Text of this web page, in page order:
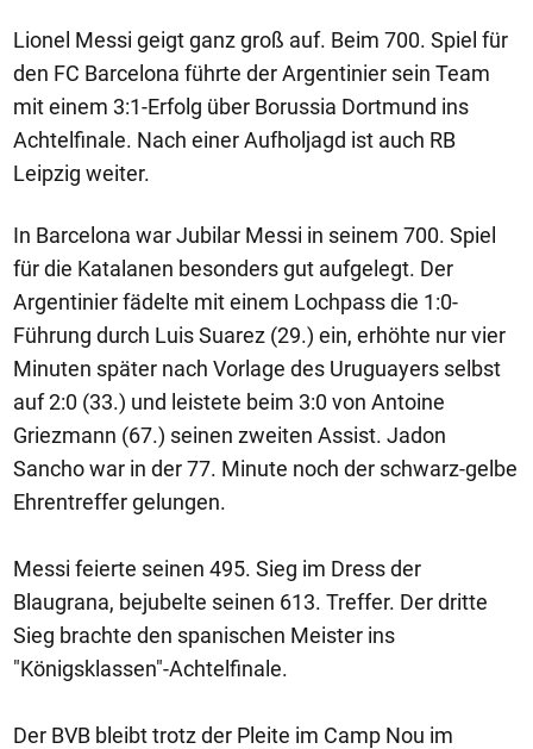
Lionel Messi geigt ganz groß auf. Beim 700. Spiel für
den FC Barcelona führte der Argentinier sein Team
mit einem 3:1-Erfolg über Borussia Dortmund ins
Achtelfinale. Nach einer Aufholjagd ist auch RB
Leipzig weiter.
In Barcelona war Jubilar Messi in seinem 700. Spiel
für die Katalanen besonders gut aufgelegt. Der
Argentinier fädelte mit einem Lochpass die 1:0-
Führung durch Luis Suarez (29.) ein, erhöhte nur vier
Minuten später nach Vorlage des Uruguayers selbst
auf 2:0 (33.) und leistete beim 3:0 von Antoine
Griezmann (67.) seinen zweiten Assist. Jadon
Sancho war in der 77. Minute noch der schwarz-gelbe
Ehrentreffer gelungen.
Messi feierte seinen 495. Sieg im Dress der
Blaugrana, bejubelte seinen 613. Treffer. Der dritte
Sieg brachte den spanischen Meister ins
"Königsklassen"-Achtelfinale.
Der BVB bleibt trotz der Pleite im Camp Nou im